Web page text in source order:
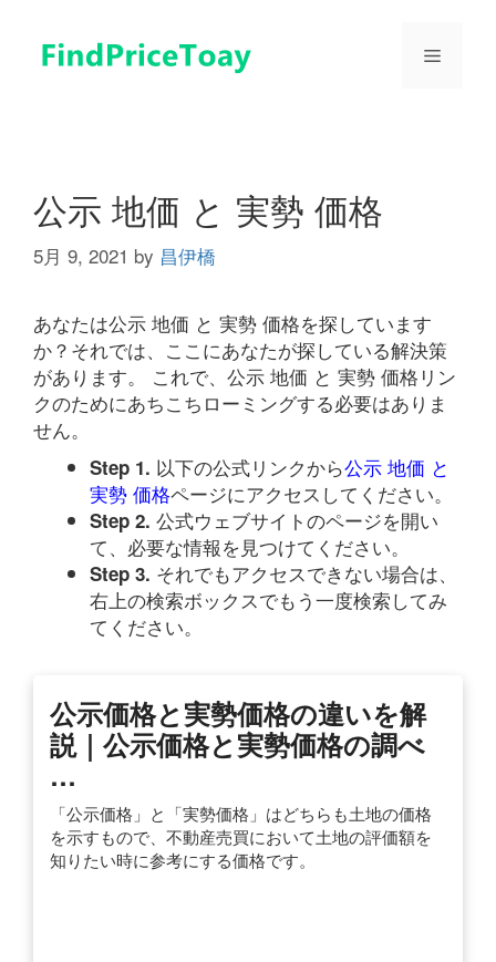
メ
公示 地価 と 実勢 価格
5月 9, 2021 by 昌伊橋
あなたは公示 地価 と 実勢 価格を探しています
か？それでは、ここにあなたが探している解決策
があります。 これで、公示 地価 と 実勢 価格リン
クのためにあちこちローミングする必要はありま
せん。
Step 1. 以下の公式リンクから公示 地価 と
実勢 価格ページにアクセスしてください。
Step 2. 公式ウェブサイトのページを開い
て、必要な情報を見つけてください。
Step 3. それでもアクセスできない場合は、
右上の検索ボックスでもう一度検索してみ
てください。
公示価格と実勢価格の違いを解
説｜公示価格と実勢価格の調べ
…
「公示価格」と「実勢価格」はどちらも土地の価格
を示すもので、不動産売買において土地の評価額を
知りたい時に参考にする価格です。